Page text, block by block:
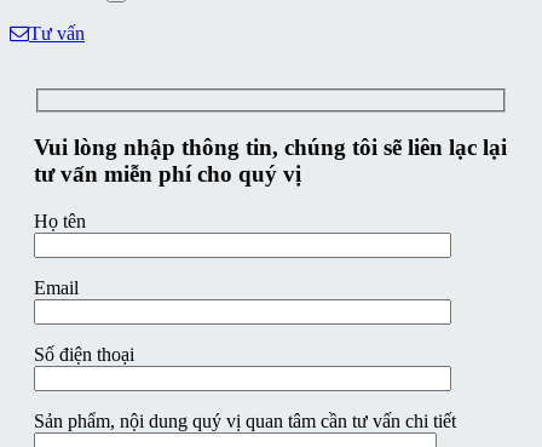
Tư vấn
Vui lòng nhập thông tin, chúng tôi sẽ liên lạc lại
tư vấn miễn phí cho quý vị
Họ tên
Email
Số điện thoại
Sản phẩm, nội dung quý vị quan tâm cần tư vấn chi tiết